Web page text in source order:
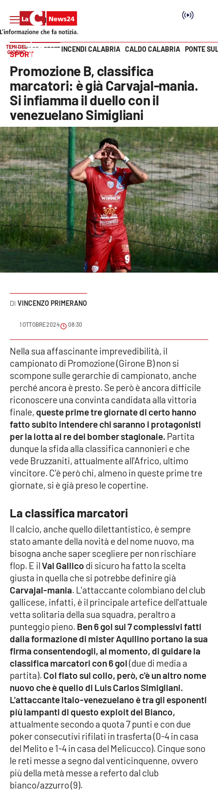
Cronaca
Politica
Attualità
Economia e lavoro
Italia Mondo
Sanità
Sport
Cultura
Podcast
Meteo
Editoriali
VIDEO
Ambiente
Cronaca
Cultura
Economia e Lavoro
Politica
Sanità
Società
Sport
RUBRICHE
Good Morning Vietnam
Parchi Marini Calabria
Leggendo Alvaro insieme
Imprese Di Calabria
Le perfidie di Antonella Grippo
Venti di comunicazione
Vai
TEMI DEL
GIORNO
INCENDI CALABRIA CALDO CALABRIA PONTE
HOME PAGE SPORT
SPORT
Promozione B, classifica
marcatori: è già Carvajal-mania.
Si infiamma il duello con il
venezuelano Simigliani
VINCENZO PRIMERANO
1 OTTOBRE 2024 08:30
Nella sua affascinante imprevedibilità, il
campionato di Promozione (Girone B) non si
scompone sulle gerarchie di campionato, anche
perché ancora è presto. Se però è ancora difficile
riconoscere una convinta candidata alla vittoria
finale, queste prime tre giornate di certo hanno
fatto subito intendere chi saranno i protagonisti
per la lotta al re dei bomber stagionale. Partita
dunque la sfida alla classifica cannonieri e che
vede Bruzzaniti, attualmente all'Africo, ultimo
vincitore. C'è però chi, almeno in queste prime tre
giornate, si è già preso le copertine.
La classifica marcatori
Il calcio, anche quello dilettantistico, è sempre
stato amante della novità e del nome nuovo, ma
bisogna anche saper scegliere per non rischiare
flop. E ilVal Gallico di sicuro ha fatto la scelta
giusta in quella che si potrebbe definire già
Carvajal-mania. L'attaccante colombiano del club
gallicese, infatti, è il principale artefice dell'attuale
vetta solitaria della sua squadra, peraltro a
punteggio pieno. Ben 6 gol sui 7 complessivi fatti
dalla formazione di mister Aquilino portano la sua
firma consentendogli, al momento, di guidare la
classifica marcatori con 6 gol(due di media a
partita). Col fiato sul collo, però, c'è un altro nome
nuovo che è quello di Luis Carlos Simigliani.
L'attaccante italo-venezuelano è tra gli esponenti
più lampanti di questo exploit del Bianco,
attualmente secondo a quota 7 punti e con due
poker consecutivi rifilati in trasferta (0-4 in casa
del Melito e 1-4 in casa del Melicucco). Cinque sono
le reti messe a segno dal venticinquenne, ovvero
più della metà messe a referto dal club
bianco/azzurro (9).